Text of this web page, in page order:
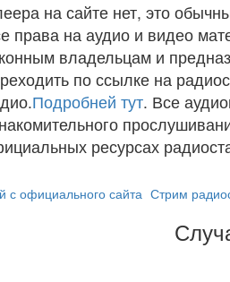
на сайте нет, это
права на аудио и видео
владельцам и
по ссылке на
Подробней тут. Все
ресурсах
с официального сайта Стрим